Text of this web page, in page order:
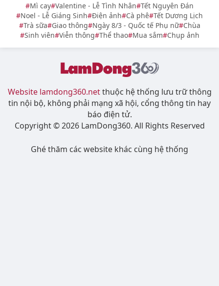
Mì cay Valentine - Lễ Tình Nhân Tết Nguyên Đán
Noel - Lễ Giáng Sinh Điện ảnh Cà phê Tết Dương Lịch
Trà sữa Giao thông Ngày 8/3 - Quốc tế Phụ nữ Chùa
Sinh viên Viễn thông Thể thao Mua sắm Chụp ảnh
Website lamdong360.netthuộc hệ thống lưu trữ thông
tin nội bộ, không phải mạng xã hội, cổng thông tin hay
báo điện tử.
Copyright © 2026 LamDong360. All Rights Reserved
Ghé thăm các website khác cùng hệ thống